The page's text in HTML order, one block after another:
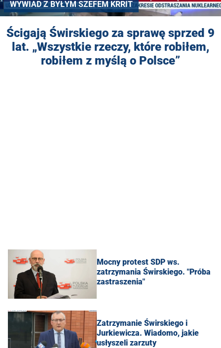
WYWIAD Z BYŁYM SZEFEM KRRIT
Ścigają Świrskiego za sprawę sprzed 9
lat. „Wszystkie rzeczy, które robiłem,
robiłem z myślą o Polsce”
Mocny protest SDP ws.
zatrzymania Świrskiego. "Próba
zastraszenia"
Zatrzymanie Świrskiego i
Jurkiewicza. Wiadomo, jakie
usłyszeli zarzuty